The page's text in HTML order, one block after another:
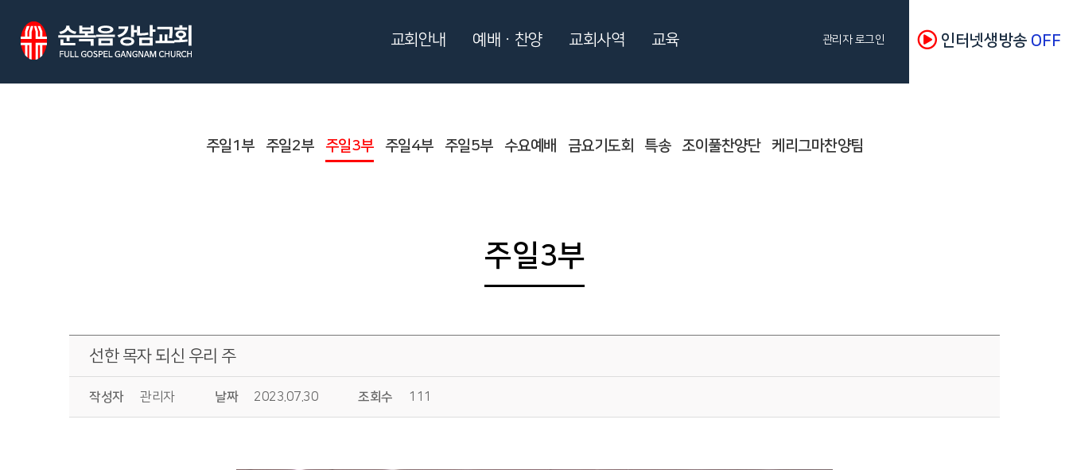
주일1부 주일2부 주일3부 주일4부 주일5부 수요예배 금요기도회 특송 조이풀찬양단 케리그마찬양팀
주일3부
선한 목자 되신 우리 주
작성자 관리자 날짜 2023.07.30 조회수 111
교회안내 예배ㆍ찬양 교회사역 교육 관리자 로그인 인터넷생방송 OFF